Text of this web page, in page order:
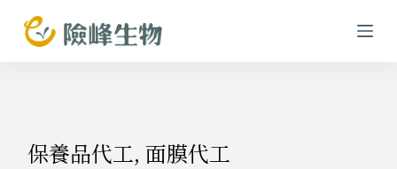
跳
至
保養品代工,面膜代工